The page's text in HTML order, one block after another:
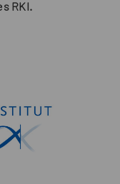
RKI.